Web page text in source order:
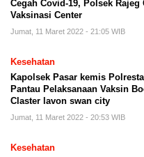
Cegah Covid-19, Polsek Rajeg
Vaksinasi Center
Jumat, 11 Maret 2022 - 21:05 WIB
Kesehatan
Kapolsek Pasar kemis
Pantau Pelaksanaan Vaksin
Claster lavon swan city
Jumat, 11 Maret 2022 - 20:53 WIB
Kesehatan